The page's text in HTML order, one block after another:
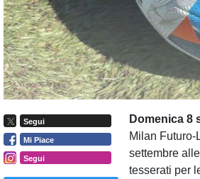
Segui
Mi Piace
Segui
Domenica 8
Milan Futuro-
settembre
tesserati per